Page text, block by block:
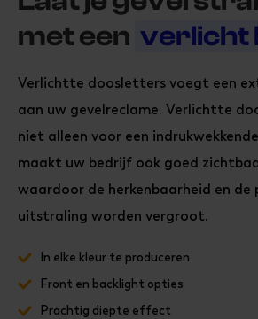
met een verlicht
Verlichtte doosletters voegt een
aan uw gevelreclame. Verlichtte
niet alleen voor een
maakt uw bedrijf ook goed
waardoor de herkenbaarheid en de
uitstraling worden vergroot.
In elke kleur te produceren
Front en backlight opties
Prachtig diepte effect